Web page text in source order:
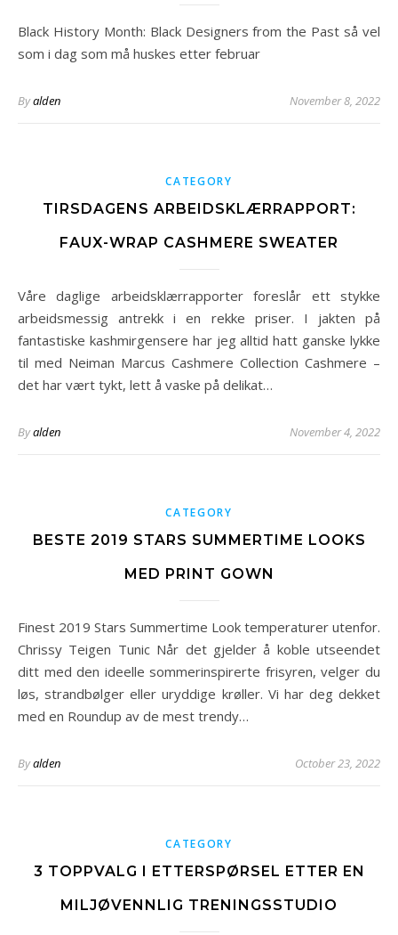
Black History Month: Black Designers from the Past så vel
som i dag som må huskes etter februar
Byalden November 8, 2022
CATEGORY
TIRSDAGENS ARBEIDSKLÆRRAPPORT:
FAUX-WRAP CASHMERE SWEATER
Våre daglige arbeidsklærrapporter foreslår ett stykke
arbeidsmessig antrekk i en rekke priser. I jakten på
fantastiske kashmirgensere har jeg alltid hatt ganske lykke
til med Neiman Marcus Cashmere Collection Cashmere –
det har vært tykt, lett å vaske på delikat…
Byalden November 4, 2022
CATEGORY
BESTE 2019 STARS SUMMERTIME LOOKS
MED PRINT GOWN
Finest 2019 Stars Summertime Look temperaturer utenfor.
Chrissy Teigen Tunic Når det gjelder å koble utseendet
ditt med den ideelle sommerinspirerte frisyren, velger du
løs, strandbølger eller uryddige krøller. Vi har deg dekket
med en Roundup av de mest trendy…
Byalden October 23, 2022
CATEGORY
3 TOPPVALG I ETTERSPØRSEL ETTER EN
MILJØVENNLIG TRENINGSSTUDIO